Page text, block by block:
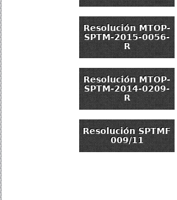
Resolución MTOP-
SPTM-2015-0056-
R
Resolución MTOP-
SPTM-2014-0209-
R
Resolución SPTMF
009/11